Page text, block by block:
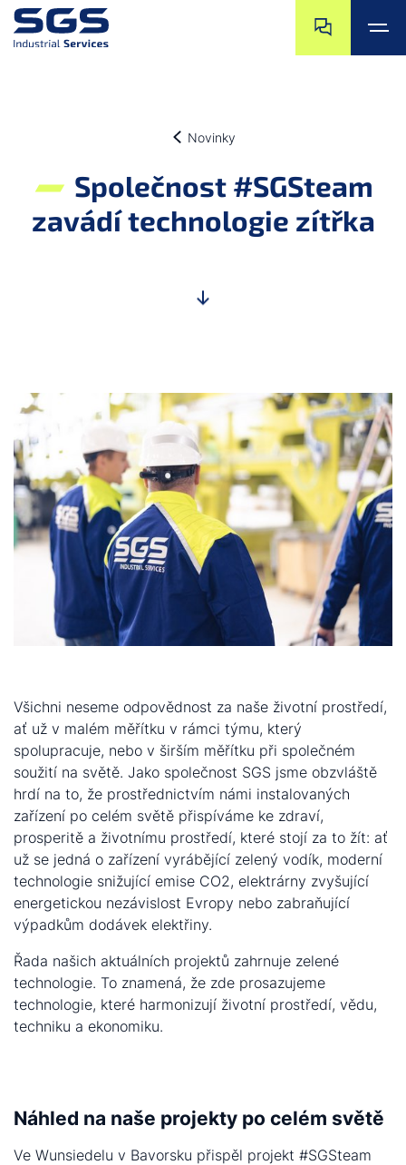
Novinky
Společnost #SGSteam
zavádí technologie zítřka
Všichni neseme odpovědnost za naše životní prostředí,
ať už v malém měřítku v rámci týmu, který
spolupracuje, nebo v širším měřítku při společném
soužití na světě. Jako společnost SGS jsme obzvláště
hrdí na to, že prostřednictvím námi instalovaných
zařízení po celém světě přispíváme ke zdraví,
prosperitě a životnímu prostředí, které stojí za to žít: ať
už se jedná o zařízení vyrábějící zelený vodík, moderní
technologie snižující emise CO2, elektrárny zvyšující
energetickou nezávislost Evropy nebo zabraňující
výpadkům dodávek elektřiny.
Řada našich aktuálních projektů zahrnuje zelené
technologie. To znamená, že zde prosazujeme
technologie, které harmonizují životní prostředí, vědu,
techniku a ekonomiku.
Náhled na naše projekty po celém světě
Ve Wunsiedelu v Bavorsku přispěl projekt #SGSteam